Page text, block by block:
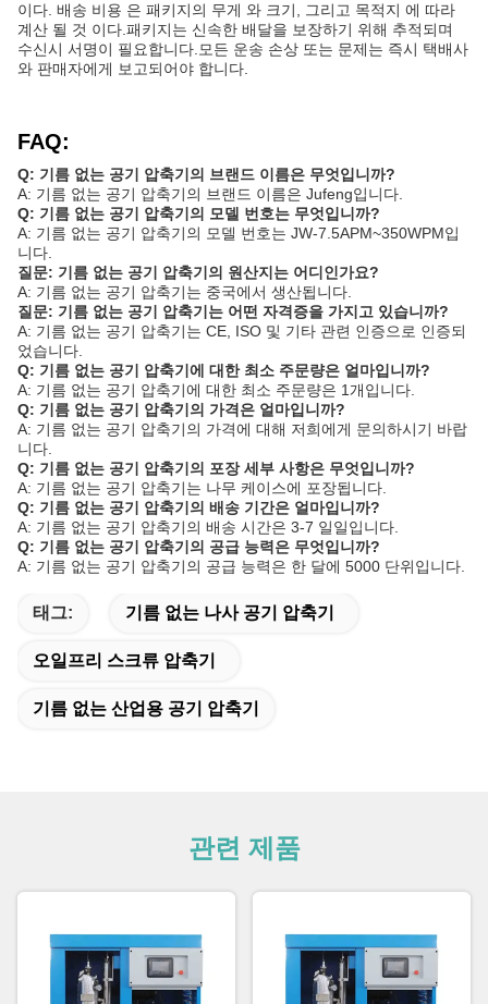
이다. 배송 비용 은 패키지의 무게 와 크기, 그리고 목적지 에 따라
계산 될 것 이다.패키지는 신속한 배달을 보장하기 위해 추적되며
수신시 서명이 필요합니다.모든 운송 손상 또는 문제는 즉시 택배사
와 판매자에게 보고되어야 합니다.
FAQ:
Q: 기름 없는 공기 압축기의 브랜드 이름은 무엇입니까?
A: 기름 없는 공기 압축기의 브랜드 이름은 Jufeng입니다.
Q: 기름 없는 공기 압축기의 모델 번호는 무엇입니까?
A: 기름 없는 공기 압축기의 모델 번호는 JW-7.5APM~350WPM입
니다.
질문: 기름 없는 공기 압축기의 원산지는 어디인가요?
A: 기름 없는 공기 압축기는 중국에서 생산됩니다.
질문: 기름 없는 공기 압축기는 어떤 자격증을 가지고 있습니까?
A: 기름 없는 공기 압축기는 CE, ISO 및 기타 관련 인증으로 인증되
었습니다.
Q: 기름 없는 공기 압축기에 대한 최소 주문량은 얼마입니까?
A: 기름 없는 공기 압축기에 대한 최소 주문량은 1개입니다.
Q: 기름 없는 공기 압축기의 가격은 얼마입니까?
A: 기름 없는 공기 압축기의 가격에 대해 저희에게 문의하시기 바랍
니다.
Q: 기름 없는 공기 압축기의 포장 세부 사항은 무엇입니까?
A: 기름 없는 공기 압축기는 나무 케이스에 포장됩니다.
Q: 기름 없는 공기 압축기의 배송 기간은 얼마입니까?
A: 기름 없는 공기 압축기의 배송 시간은 3-7 일일입니다.
Q: 기름 없는 공기 압축기의 공급 능력은 무엇입니까?
A: 기름 없는 공기 압축기의 공급 능력은 한 달에 5000 단위입니다.
태그: 기름 없는 나사 공기 압축기
오일프리 스크류 압축기
기름 없는 산업용 공기 압축기
관련 제품